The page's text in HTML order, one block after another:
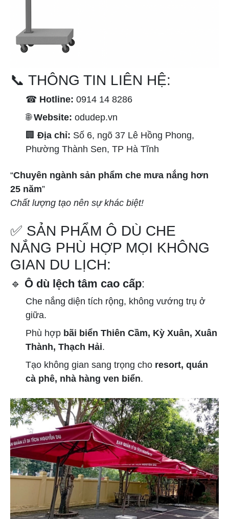
📞 THÔNG TIN LIÊN HỆ:
☎ Hotline: 0914 14 8286
🌐Website: odudep.vn
🏢 Địa chỉ: Số 6, ngõ 37 Lê Hồng Phong,
Phường Thành Sen, TP Hà Tĩnh
“Chuyên ngành sản phẩm che mưa nắng hơn
25 năm”
Chất lượng tạo nên sự khác biệt!
✅ SẢN PHẨM Ô DÙ CHE
NẮNG PHÙ HỢP MỌI KHÔNG
GIAN DU LỊCH:
🔹 Ô dù lệch tâm cao cấp:
Che nắng diện tích rộng, không vướng trụ ở
giữa.
Phù hợp bãi biển Thiên Cầm, Kỳ Xuân, Xuân
Thành, Thạch Hải.
Tạo không gian sang trọng cho resort, quán
cà phê, nhà hàng ven biển.